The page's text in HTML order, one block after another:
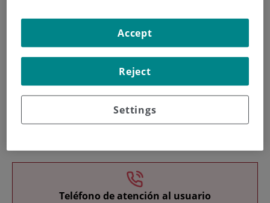
Investigación
Teléfono de atención al usuario
Settings
Reject
Accept